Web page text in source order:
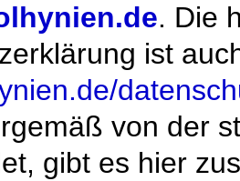
. Die
ist
von der
gibt es hier